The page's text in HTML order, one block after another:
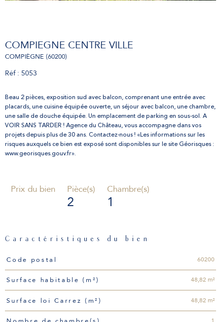
COMPIEGNE CENTRE VILLE
COMPIÈGNE (60200)
Réf : 5053
Beau 2 pièces, exposition sud avec balcon, comprenant une entrée avec
placards, une cuisine équipée ouverte, un séjour avec balcon, une chambre,
une salle de douche équipée. Un emplacement de parking en sous-sol. A
VOIR SANS TARDER ! Agence du Château, vous accompagne dans vos
projets depuis plus de 30 ans. Contactez-nous ! «Les informations sur les
risques auxquels ce bien est exposé sont disponibles sur le site Géorisques :
www.georisques.gouv.fr».
Prix du bien Pièce(s)
2
Chambre(s)
1
Caractéristiques du bien
Caractéristiques Valeurs
Code postal 60200
Surface habitable (m²) 48,82 m²
Surface loi Carrez (m²) 48,82 m²